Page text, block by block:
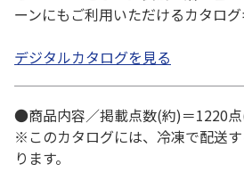
ーンにもご利用いただけるカタログ
デジタルカタログを見る
●商品内容／掲載点数(約)＝1220
※このカタログには、冷凍で配送
ります。